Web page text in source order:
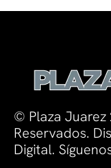
© Plaza Juarez
Reservados.
Digital.